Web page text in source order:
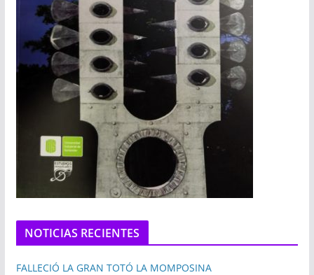
NOTICIAS RECIENTES
FALLECIÓ LA GRAN TOTÓ LA MOMPOSINA